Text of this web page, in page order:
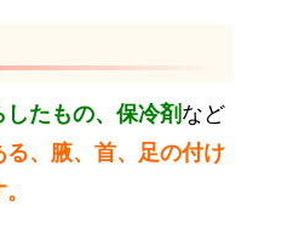
たもの、保冷剤 など
る、腋、首、足の付け